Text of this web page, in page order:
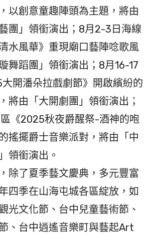
以創意童趣陣頭為主題，將由
團」領銜演出；8月2-3日海線
水風華》重現廟口藝陣唸歌風
舞蹈團」領銜演出；8月16-17
開潘朵拉戲劇節》開啟繽紛的
將由「大開劇團」領銜演出；
《2025秋夜爵醒祭-酒神的咆
搖擺爵士音樂派對，將由「中
領銜演出。
除了夏季藝文慶典，多元豐富
四季在山海屯城各區綻放，如
光文化節、台中兒童藝術節、
、台中逍遙音樂町與藝起Art